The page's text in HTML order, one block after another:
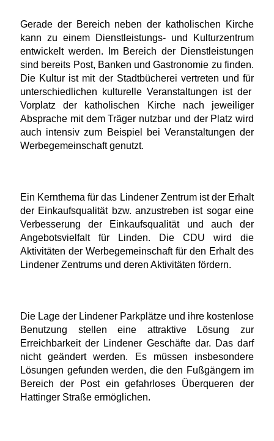
Gerade der Bereich neben der katholischen Kirche
kann zu einem Dienstleistungs- und Kulturzentrum
entwickelt werden. Im Bereich der Dienstleistungen
sind bereits Post, Banken und Gastronomie zu finden.
Die Kultur ist mit der Stadtbücherei vertreten und für
unterschiedlichen kulturelle Veranstaltungen ist der
Vorplatz der katholischen Kirche nach jeweiliger
Absprache mit dem Träger nutzbar und der Platz wird
auch intensiv zum Beispiel bei Veranstaltungen der
Werbegemeinschaft genutzt.
Ein Kernthema für das Lindener Zentrum ist der Erhalt
der Einkaufsqualität bzw. anzustreben ist sogar eine
Verbesserung der Einkaufsqualität und auch der
Angebotsvielfalt für Linden. Die CDU wird die
Aktivitäten der Werbegemeinschaft für den Erhalt des
Lindener Zentrums und deren Aktivitäten fördern.
Die Lage der Lindener Parkplätze und ihre kostenlose
Benutzung stellen eine attraktive Lösung zur
Erreichbarkeit der Lindener Geschäfte dar. Das darf
nicht geändert werden. Es müssen insbesondere
Lösungen gefunden werden, die den Fußgängern im
Bereich der Post ein gefahrloses Überqueren der
Hattinger Straße ermöglichen.